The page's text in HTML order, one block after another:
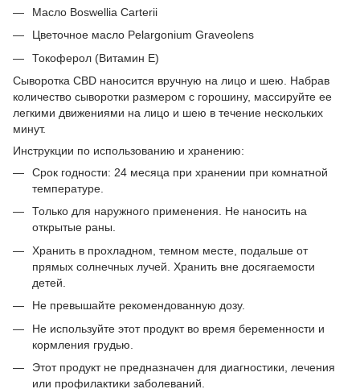
Масло Boswellia Carterii
Цветочное масло Pelargonium Graveolens
Токоферол (Витамин Е)
Сыворотка CBD наносится вручную на лицо и шею. Набрав
количество сыворотки размером с горошину, массируйте ее
легкими движениями на лицо и шею в течение нескольких
минут.
Инструкции по использованию и хранению:
Срок годности: 24 месяца при хранении при комнатной
температуре.
Только для наружного применения. Не наносить на
открытые раны.
Хранить в прохладном, темном месте, подальше от
прямых солнечных лучей. Хранить вне досягаемости
детей.
Не превышайте рекомендованную дозу.
Не используйте этот продукт во время беременности и
кормления грудью.
Этот продукт не предназначен для диагностики, лечения
или профилактики заболеваний.